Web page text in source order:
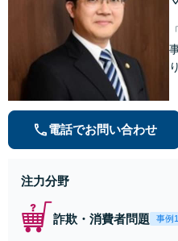
電話でお問い合わせ
注力分野
詐欺・消費者問題 事例